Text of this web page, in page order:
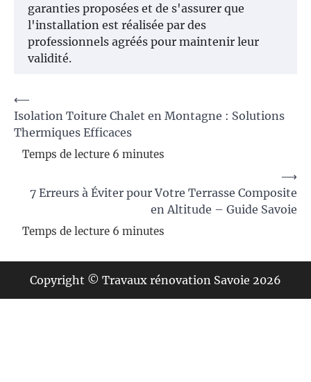
garanties proposées et de s'assurer que
l'installation est réalisée par des
professionnels agréés pour maintenir leur
validité.
Navigation
de
l’article
⟵
Isolation Toiture Chalet en Montagne : Solutions
Thermiques Efficaces
7 Erreurs à Éviter pour Votre Terrasse Composite
en Altitude – Guide Savoie
⟶
Copyright © Travaux rénovation Savoie 2026